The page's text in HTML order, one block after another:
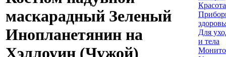
маскарадный Зеленый
Инопланетянин на
Хэллоуин (Чужой)
Для
и тела